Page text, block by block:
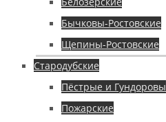
Бычковы-Ростовские
Щепины-Ростовские
Стародубские
Пёстрые и Гундоровы
Пожарские